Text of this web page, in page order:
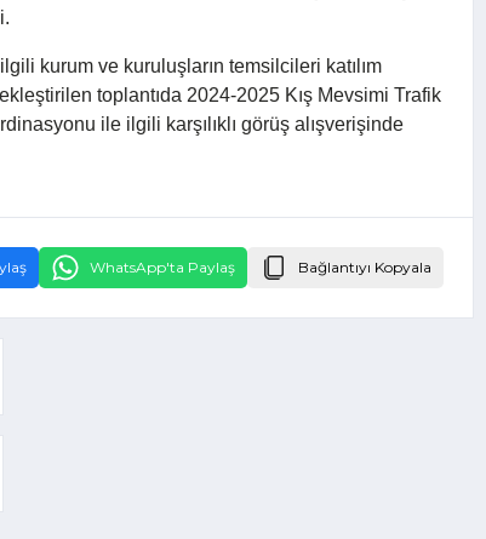
kurum ve kuruluşların temsilcileri katılım
toplantıda 2024-2025 Kış Mevsimi Trafik
ile ilgili karşılıklı görüş alışverişinde
WhatsApp'ta Paylaş Bağlantıyı Kopyala